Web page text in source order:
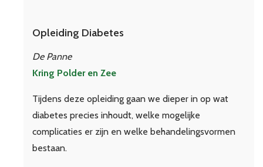
Opleiding Diabetes
De Panne
Kring Polder en Zee
Tijdens deze opleiding gaan we dieper in op wat
diabetes precies inhoudt, welke mogelijke
complicaties er zijn en welke behandelingsvormen
bestaan.